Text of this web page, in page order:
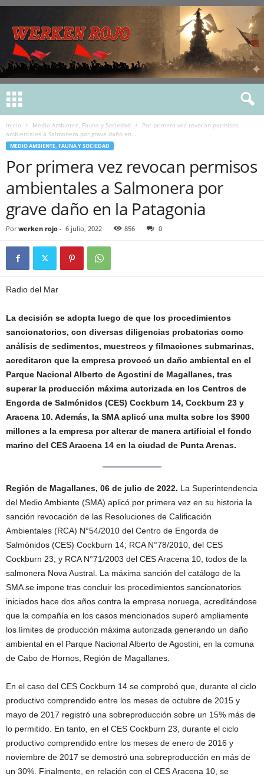
Inicio Medio Ambiente, Fauna y Sociedad
Por primera vez revocan permisos
ambientales a Salmonera por grave daño en...
MEDIO AMBIENTE, FAUNA Y SOCIEDAD
Por primera vez revocan permisos
ambientales a Salmonera por
grave daño en la Patagonia
Por werken rojo - 6 julio, 2022 856 0
Radio del Mar
La decisión se adopta luego de que los procedimientos
sancionatorios, con diversas diligencias probatorias como
análisis de sedimentos, muestreos y filmaciones submarinas,
acreditaron que la empresa provocó un daño ambiental en el
Parque Nacional Alberto de Agostini de Magallanes, tras
superar la producción máxima autorizada en los Centros de
Engorda de Salmónidos (CES) Cockburn 14, Cockburn 23 y
Aracena 10. Además, la SMA aplicó una multa sobre los $900
millones a la empresa por alterar de manera artificial el fondo
marino del CES Aracena 14 en la ciudad de Punta Arenas.
Región de Magallanes, 06 de julio de 2022. La Superintendencia
del Medio Ambiente (SMA) aplicó por primera vez en su historia la
sanción revocación de las Resoluciones de Calificación
Ambientales (RCA) N°54/2010 del Centro de Engorda de
Salmónidos (CES) Cockburn 14; RCA N°78/2010, del CES
Cockburn 23; y RCA N°71/2003 del CES Aracena 10, todos de la
salmonera Nova Austral. La máxima sanción del catálogo de la
SMA se impone tras concluir los procedimientos sancionatorios
iniciados hace dos años contra la empresa noruega, acreditándose
que la compañía en los casos mencionados superó ampliamente
los límites de producción máxima autorizada generando un daño
ambiental en el Parque Nacional Alberto de Agostini, en la comuna
de Cabo de Hornos, Región de Magallanes.
En el caso del CES Cockburn 14 se comprobó que, durante el ciclo
productivo comprendido entre los meses de octubre de 2015 y
mayo de 2017 registró una sobreproducción sobre un 15% más de
lo permitido. En tanto, en el CES Cockburn 23, durante el ciclo
productivo comprendido entre los meses de enero de 2016 y
noviembre de 2017 se demostró una sobreproducción en más de
un 30%. Finalmente, en relación con el CES Aracena 10, se